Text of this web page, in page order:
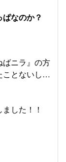
ぱなのか？
ばニラ』の方
ことないし…
した！！